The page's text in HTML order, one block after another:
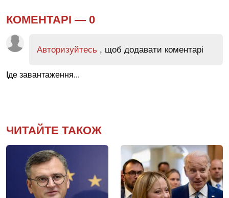
КОМЕНТАРІ — 0
Авторизуйтесь , щоб додавати коментарі
Іде завантаження...
ЧИТАЙТЕ ТАКОЖ